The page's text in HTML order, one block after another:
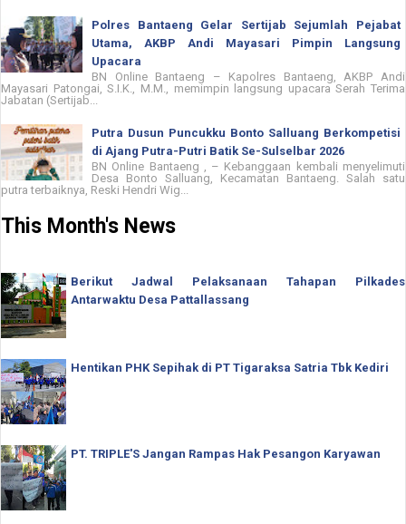
Polres Bantaeng Gelar Sertijab Sejumlah Pejabat
Utama, AKBP Andi Mayasari Pimpin Langsung
Upacara
BN Online Bantaeng – Kapolres Bantaeng, AKBP Andi
Mayasari Patongai, S.I.K., M.M., memimpin langsung upacara Serah Terima
Jabatan (Sertijab...
Putra Dusun Puncukku Bonto Salluang Berkompetisi
di Ajang Putra-Putri Batik Se-Sulselbar 2026
BN Online Bantaeng , – Kebanggaan kembali menyelimuti
Desa Bonto Salluang, Kecamatan Bantaeng. Salah satu
putra terbaiknya, Reski Hendri Wig...
This Month's News
Berikut Jadwal Pelaksanaan Tahapan Pilkades
Antarwaktu Desa Pattallassang
Hentikan PHK Sepihak di PT Tigaraksa Satria Tbk Kediri
PT. TRIPLE'S Jangan Rampas Hak Pesangon Karyawan